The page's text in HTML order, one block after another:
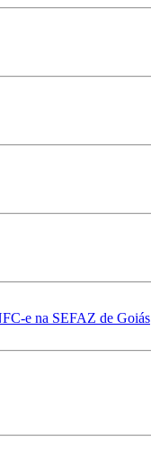
e na SEFAZ de Goiás